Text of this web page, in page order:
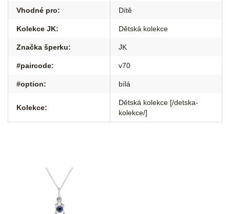
Vhodné pro: Dítě
Kolekce JK: Dětská kolekce
Značka šperku: JK
#paircode: v70
#option: bílá
Kolekce:
Dětská kolekce [/detska-
kolekce/]